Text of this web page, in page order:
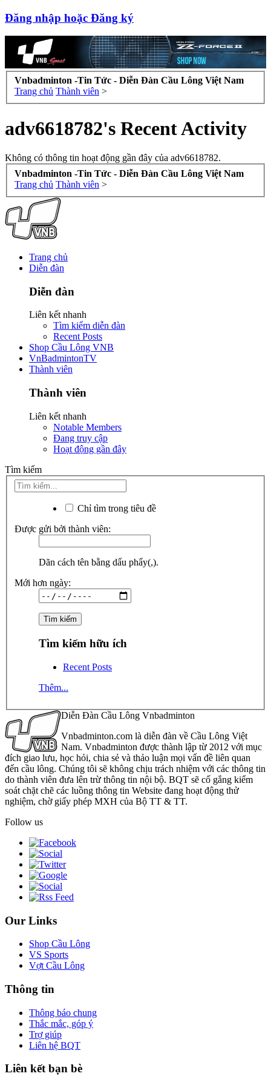
Đăng nhập hoặc Đăng ký
Vnbadminton -Tin Tức - Diễn Đàn Cầu Lông Việt Nam
Trang chủ Thành viên >
adv6618782's Recent Activity
Không có thông tin hoạt động gần đây của adv6618782.
Vnbadminton -Tin Tức - Diễn Đàn Cầu Lông Việt Nam
Trang chủ Thành viên >
Trang chủ
Diễn đàn
Diễn đàn
Liên kết nhanh
Tìm kiếm diễn đàn
Recent Posts
Shop Cầu Lông VNB
VnBadmintonTV
Thành viên
Thành viên
Liên kết nhanh
Notable Members
Đang truy cập
Hoạt động gần đây
Tìm kiếm
Chỉ tìm trong tiêu đề
Được gửi bởi thành viên:
Dãn cách tên bằng dấu phẩy(,).
Mới hơn ngày:
Tìm kiếm hữu ích
Recent Posts
Thêm...
Diễn Đàn Cầu Lông Vnbadminton
Vnbadminton.com là diễn đàn về Cầu Lông Việt
Nam. Vnbadminton được thành lập từ 2012 với mục
đích giao lưu, học hỏi, chia sẻ và thảo luận mọi vấn đề liên quan
đến cầu lông. Chúng tôi sẽ không chịu trách nhiệm với các thông tin
do thành viên đưa lên trừ thông tin nội bộ. BQT sẽ cố gắng kiểm
soát chặt chẽ các luồng thông tin Website đang hoạt động thử
nghiệm, chờ giấy phép MXH của Bộ TT & TT.
Follow us
Our Links
Shop Cầu Lông
VS Sports
Vợt Cầu Lông
Thông tin
Thông báo chung
Thắc mắc, góp ý
Trợ giúp
Liên hệ BQT
Liên kết bạn bè